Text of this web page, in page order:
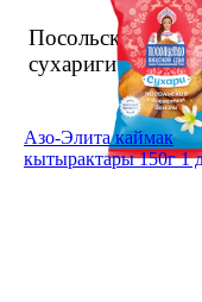
Посольские мини
сухариги салм
Азо-Элита каймак
кытырактары 150г 1